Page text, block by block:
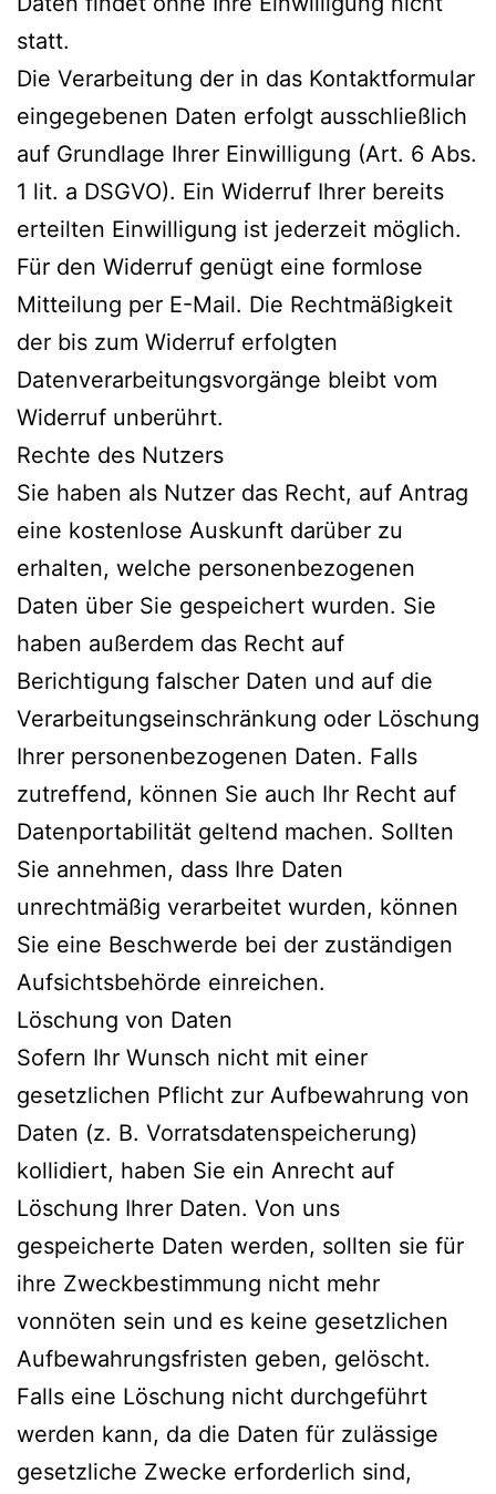
statt.
Die Verarbeitung der in das Kontaktformular
eingegebenen Daten erfolgt ausschließlich
auf Grundlage Ihrer Einwilligung (Art. 6 Abs.
1 lit. a DSGVO). Ein Widerruf Ihrer bereits
erteilten Einwilligung ist jederzeit möglich.
Für den Widerruf genügt eine formlose
Mitteilung per E-Mail. Die Rechtmäßigkeit
der bis zum Widerruf erfolgten
Datenverarbeitungsvorgänge bleibt vom
Widerruf unberührt.
Rechte des Nutzers
Sie haben als Nutzer das Recht, auf Antrag
eine kostenlose Auskunft darüber zu
erhalten, welche personenbezogenen
Daten über Sie gespeichert wurden. Sie
haben außerdem das Recht auf
Berichtigung falscher Daten und auf die
Verarbeitungseinschränkung oder Löschung
Ihrer personenbezogenen Daten. Falls
zutreffend, können Sie auch Ihr Recht auf
Datenportabilität geltend machen. Sollten
Sie annehmen, dass Ihre Daten
unrechtmäßig verarbeitet wurden, können
Sie eine Beschwerde bei der zuständigen
Aufsichtsbehörde einreichen.
Löschung von Daten
Sofern Ihr Wunsch nicht mit einer
gesetzlichen Pflicht zur Aufbewahrung von
Daten (z. B. Vorratsdatenspeicherung)
kollidiert, haben Sie ein Anrecht auf
Löschung Ihrer Daten. Von uns
gespeicherte Daten werden, sollten sie für
ihre Zweckbestimmung nicht mehr
vonnöten sein und es keine gesetzlichen
Aufbewahrungsfristen geben, gelöscht.
Falls eine Löschung nicht durchgeführt
werden kann, da die Daten für zulässige
gesetzliche Zwecke erforderlich sind,